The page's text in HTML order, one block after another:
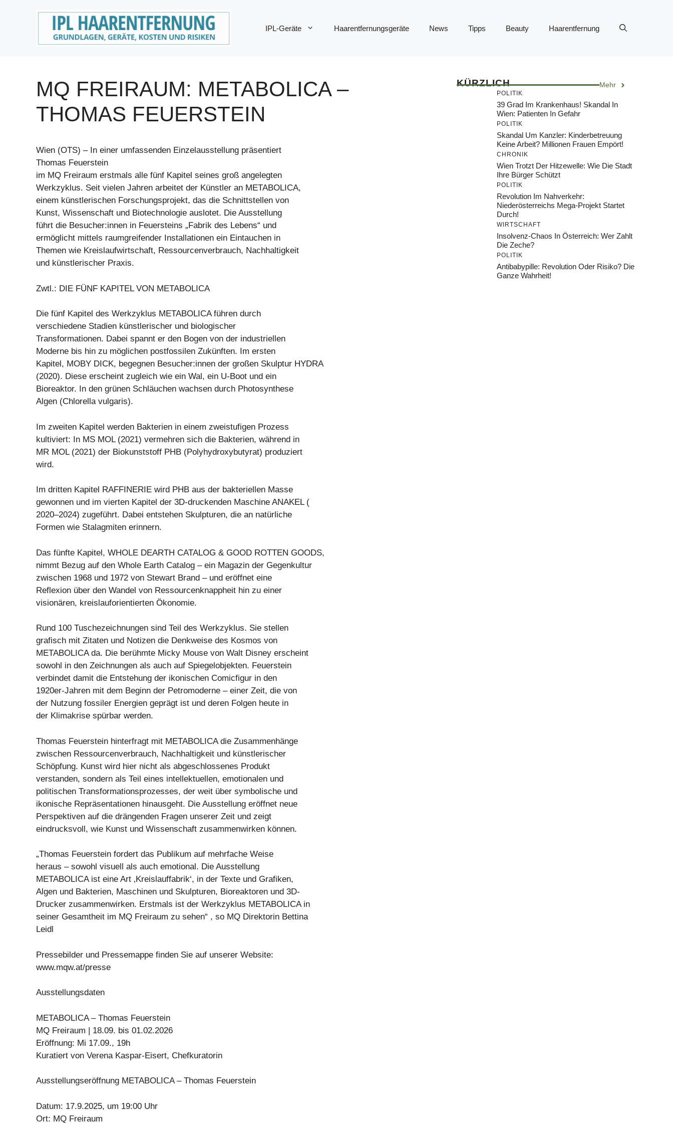
IPL-Geräte Haarentfernungsgeräte News Tipps Beauty Haarentfernung
MQ FREIRAUM: METABOLICA –
THOMAS FEUERSTEIN
Wien (OTS) – In einer umfassenden Einzelausstellung präsentiert
Thomas Feuerstein
im MQ Freiraum erstmals alle fünf Kapitel seines groß angelegten
Werkzyklus. Seit vielen Jahren arbeitet der Künstler an METABOLICA,
einem künstlerischen Forschungsprojekt, das die Schnittstellen von
Kunst, Wissenschaft und Biotechnologie auslotet. Die Ausstellung
führt die Besucher:innen in Feuersteins „Fabrik des Lebens“ und
ermöglicht mittels raumgreifender Installationen ein Eintauchen in
Themen wie Kreislaufwirtschaft, Ressourcenverbrauch, Nachhaltigkeit
und künstlerischer Praxis.
Zwtl.: DIE FÜNF KAPITEL VON METABOLICA
Die fünf Kapitel des Werkzyklus METABOLICA führen durch
verschiedene Stadien künstlerischer und biologischer
Transformationen. Dabei spannt er den Bogen von der industriellen
Moderne bis hin zu möglichen postfossilen Zukünften. Im ersten
Kapitel, MOBY DICK, begegnen Besucher:innen der großen Skulptur HYDRA
(2020). Diese erscheint zugleich wie ein Wal, ein U-Boot und ein
Bioreaktor. In den grünen Schläuchen wachsen durch Photosynthese
Algen (Chlorella vulgaris).
Im zweiten Kapitel werden Bakterien in einem zweistufigen Prozess
kultiviert: In MS MOL (2021) vermehren sich die Bakterien, während in
MR MOL (2021) der Biokunststoff PHB (Polyhydroxybutyrat) produziert
wird.
Im dritten Kapitel RAFFINERIE wird PHB aus der bakteriellen Masse
gewonnen und im vierten Kapitel der 3D-druckenden Maschine ANAKEL (
2020–2024) zugeführt. Dabei entstehen Skulpturen, die an natürliche
Formen wie Stalagmiten erinnern.
Das fünfte Kapitel, WHOLE DEARTH CATALOG & GOOD ROTTEN GOODS,
nimmt Bezug auf den Whole Earth Catalog – ein Magazin der Gegenkultur
zwischen 1968 und 1972 von Stewart Brand – und eröffnet eine
Reflexion über den Wandel von Ressourcenknappheit hin zu einer
visionären, kreislauforientierten Ökonomie.
Rund 100 Tuschezeichnungen sind Teil des Werkzyklus. Sie stellen
grafisch mit Zitaten und Notizen die Denkweise des Kosmos von
METABOLICA da. Die berühmte Micky Mouse von Walt Disney erscheint
sowohl in den Zeichnungen als auch auf Spiegelobjekten. Feuerstein
verbindet damit die Entstehung der ikonischen Comicfigur in den
1920er-Jahren mit dem Beginn der Petromoderne – einer Zeit, die von
der Nutzung fossiler Energien geprägt ist und deren Folgen heute in
der Klimakrise spürbar werden.
Thomas Feuerstein hinterfragt mit METABOLICA die Zusammenhänge
zwischen Ressourcenverbrauch, Nachhaltigkeit und künstlerischer
Schöpfung. Kunst wird hier nicht als abgeschlossenes Produkt
verstanden, sondern als Teil eines intellektuellen, emotionalen und
politischen Transformationsprozesses, der weit über symbolische und
ikonische Repräsentationen hinausgeht. Die Ausstellung eröffnet neue
Perspektiven auf die drängenden Fragen unserer Zeit und zeigt
eindrucksvoll, wie Kunst und Wissenschaft zusammenwirken können.
„Thomas Feuerstein fordert das Publikum auf mehrfache Weise
heraus – sowohl visuell als auch emotional. Die Ausstellung
METABOLICA ist eine Art ‚Kreislauffabrik‘, in der Texte und Grafiken,
Algen und Bakterien, Maschinen und Skulpturen, Bioreaktoren und 3D-
Drucker zusammenwirken. Erstmals ist der Werkzyklus METABOLICA in
seiner Gesamtheit im MQ Freiraum zu sehen“ , so MQ Direktorin Bettina
Leidl
Pressebilder und Pressemappe finden Sie auf unserer Website:
www.mqw.at/presse
Ausstellungsdaten
METABOLICA – Thomas Feuerstein
MQ Freiraum | 18.09. bis 01.02.2026
Eröffnung: Mi 17.09., 19h
Kuratiert von Verena Kaspar-Eisert, Chefkuratorin
Ausstellungseröffnung METABOLICA – Thomas Feuerstein
Datum: 17.9.2025, um 19:00 Uhr
Ort: MQ Freiraum
KÜRZLICH Mehr
POLITIK
39 Grad Im Krankenhaus! Skandal In
Wien: Patienten In Gefahr
POLITIK
Skandal Um Kanzler: Kinderbetreuung
Keine Arbeit? Millionen Frauen Empört!
CHRONIK
Wien Trotzt Der Hitzewelle: Wie Die Stadt
Ihre Bürger Schützt
POLITIK
Revolution Im Nahverkehr:
Niederösterreichs Mega-Projekt Startet
Durch!
WIRTSCHAFT
Insolvenz-Chaos In Österreich: Wer Zahlt
Die Zeche?
POLITIK
Antibabypille: Revolution Oder Risiko? Die
Ganze Wahrheit!